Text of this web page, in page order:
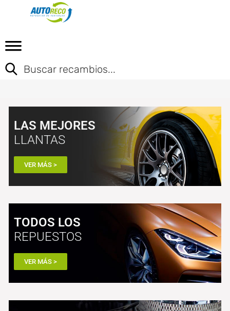
LAS MEJORES
LLANTAS
VER MÁS >
TODOS LOS
REPUESTOS
VER MÁS >